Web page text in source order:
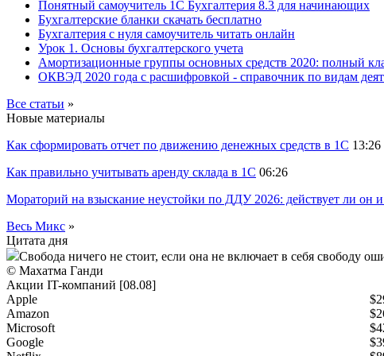
Понятный самоучитель 1С Бухгалтерия 8.3 для начинающих
Бухгалтерские бланки скачать бесплатно
Бухгалтерия с нуля самоучитель читать онлайн
Урок 1. Основы бухгалтерского учета
Амортизационные группы основных средств 2020: полный
ОКВЭД 2020 года с расшифровкой - справочник по видам
Все статьи »
Новые материалы
Как сформировать отчет по движению денежных средств в 1С 13:26
Как правильно учитывать аренду склада в 1С 06:26
Мораторий на взыскание неустойки по ДДУ 2026: действует ли он
Весь Микс »
Цитата дня
Свобода ничего не стоит, если она не включает в себя свободу
© Махатма Ганди
Акции IT-компаний [08.08]
Apple
Amazon
Microsoft
Google